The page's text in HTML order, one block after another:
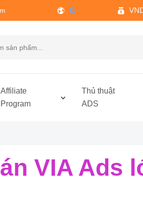
Affiliate
Program
Thủ thuật
ADS
VIA Ads